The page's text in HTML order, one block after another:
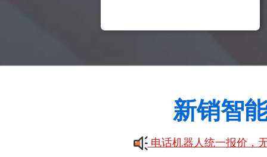
新销智
电话机器人统一报价，